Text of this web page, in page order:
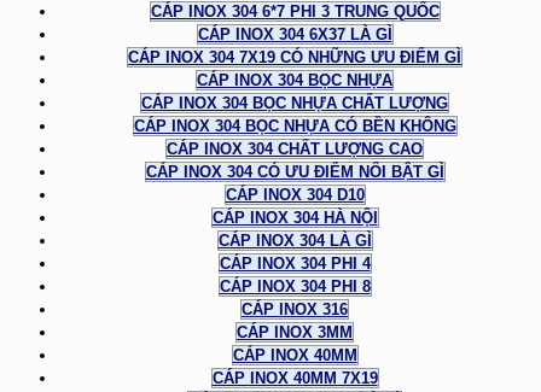
CÁP INOX 304 6*7 PHI 3 TRUNG QUỐC
CÁP INOX 304 6X37 LÀ GÌ
CÁP INOX 304 7X19 CÓ NHỮNG ƯU ĐIỂM GÌ
CÁP INOX 304 BỌC NHỰA
CÁP INOX 304 BỌC NHỰA CHẤT LƯỢNG
CÁP INOX 304 BỌC NHỰA CÓ BỀN KHÔNG
CÁP INOX 304 CHẤT LƯỢNG CAO
CÁP INOX 304 CÓ ƯU ĐIỂM NỔI BẬT GÌ
CÁP INOX 304 D10
CÁP INOX 304 HÀ NỘI
CÁP INOX 304 LÀ GÌ
CÁP INOX 304 PHI 4
CÁP INOX 304 PHI 8
CÁP INOX 316
CÁP INOX 3MM
CÁP INOX 40MM
CÁP INOX 40MM 7X19